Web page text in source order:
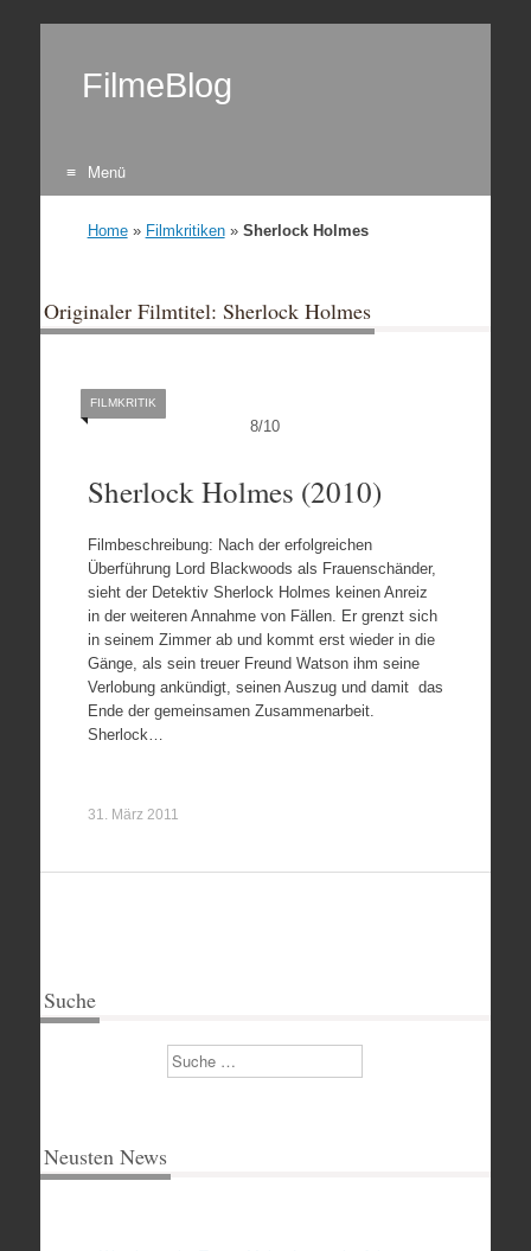
FilmeBlog
Menü
Home» Filmkritiken» Sherlock Holmes
Originaler Filmtitel: Sherlock Holmes
8/10
FILMKRITIK
Sherlock Holmes (2010)
Filmbeschreibung: Nach der erfolgreichen
Überführung Lord Blackwoods als Frauenschänder,
sieht der Detektiv Sherlock Holmes keinen Anreiz
in der weiteren Annahme von Fällen. Er grenzt sich
in seinem Zimmer ab und kommt erst wieder in die
Gänge, als sein treuer Freund Watson ihm seine
Verlobung ankündigt, seinen Auszug und damit das
Ende der gemeinsamen Zusammenarbeit.
Sherlock…
31. März 2011
Suche
Suchen
Neusten News